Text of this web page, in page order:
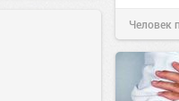
Человек